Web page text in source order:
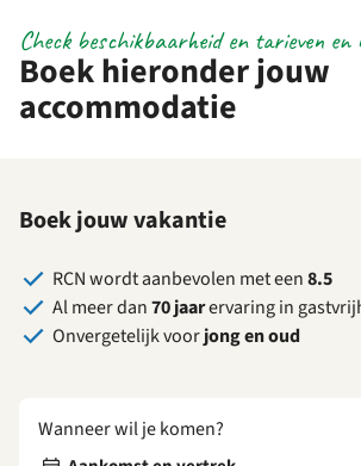
Boek hieronder jouw
accommodatie
Check beschikbaarheid en tarieven
Boek jouw vakantie
RCN wordt aanbevolen met een8.5
Al meer dan70 jaarervaring in
Onvergetelijk voorjong en oud
Wanneer wil je komen?